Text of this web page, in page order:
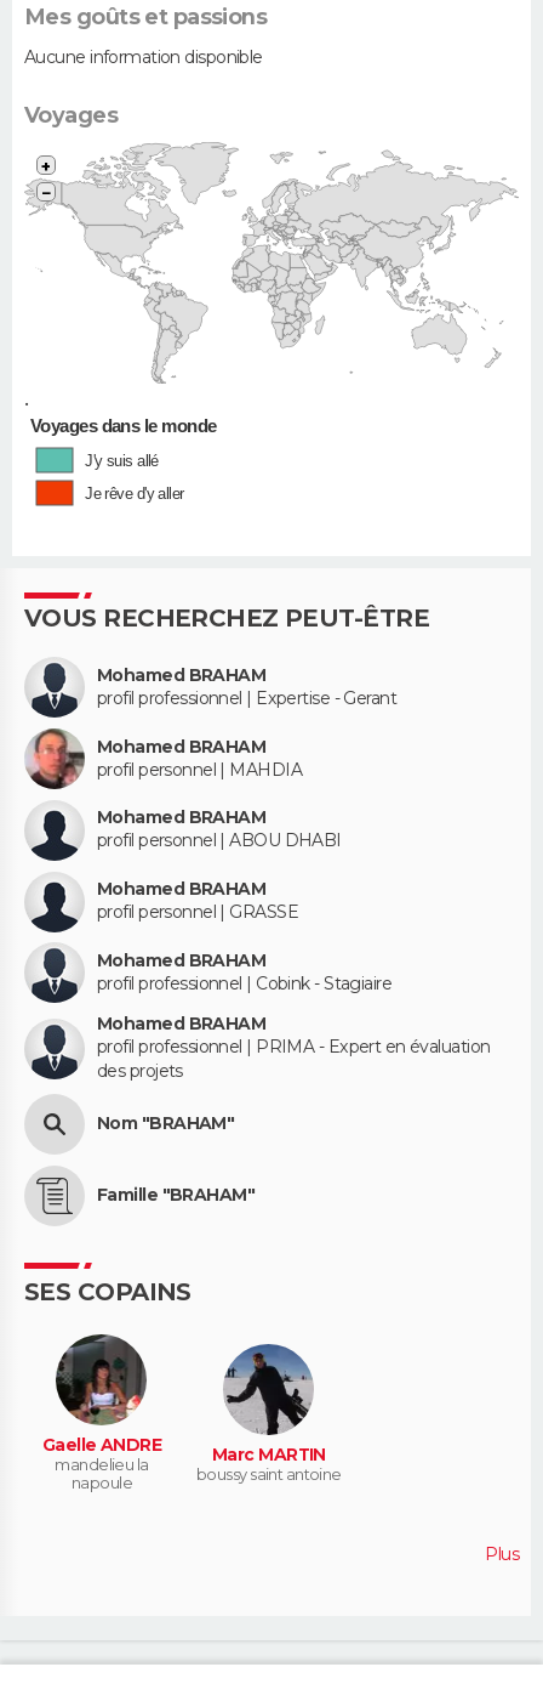
Mes goûts et passions
Aucune information disponible
Voyages
•
+
−
Voyages dans le monde
J'y suis allé
Je rêve d'y aller
VOUS RECHERCHEZ PEUT-ÊTRE
Mohamed BRAHAM
profil professionnel | Expertise - Gerant
Mohamed BRAHAM
profil personnel | MAHDIA
Mohamed BRAHAM
profil personnel | ABOU DHABI
Mohamed BRAHAM
profil personnel | GRASSE
Mohamed BRAHAM
profil professionnel | Cobink - Stagiaire
Mohamed BRAHAM
profil professionnel | PRIMA - Expert en évaluation
des projets
Nom "BRAHAM"
Famille "BRAHAM"
SES COPAINS
Gaelle ANDRE
mandelieu la
napoule
Marc MARTIN
boussy saint antoine
Plus